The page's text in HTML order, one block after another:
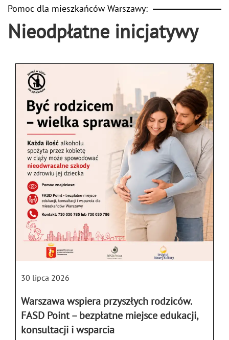
Pomoc dla mieszkańców Warszawy:
Nieodpłatne inicjatywy
30 lipca 2026
Warszawa wspiera przyszłych rodziców.
FASD Point – bezpłatne miejsce edukacji,
konsultacji i wsparcia